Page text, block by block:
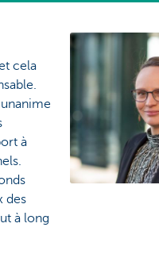
cela
à
des
à long